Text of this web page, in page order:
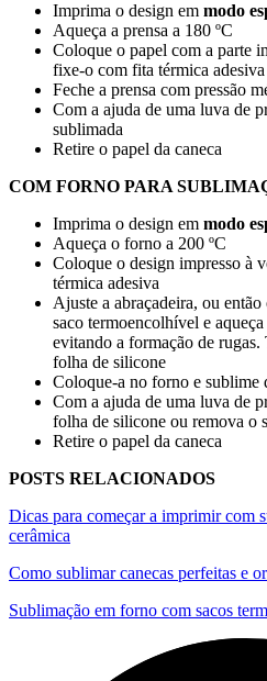
Imprima o design em modo
Aqueça a prensa a 180 ºC
Coloque o papel com a parte
fixe-o com fita térmica adesiva
Feche a prensa com pressão
Com a ajuda de uma luva de
sublimada
Retire o papel da caneca
COM FORNO PARA
Imprima o design em modo
Aqueça o forno a 200 ºC
Coloque o design impresso à
térmica adesiva
Ajuste a abraçadeira, ou
saco termoencolhível e
evitando a formação de
folha de silicone
Coloque-a no forno e sublime
Com a ajuda de uma luva de
folha de silicone ou remova o
Retire o papel da caneca
POSTS RELACIONADOS
Dicas para começar a imprimir com
cerâmica
Como sublimar canecas perfeitas e
Sublimação em forno com sacos